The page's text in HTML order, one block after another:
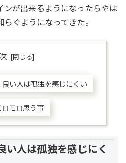
が出来るようになったらやは
ぐようになってきた。
い人は孤独を感じにくい
モロ思う事
い人は孤独を感じにく